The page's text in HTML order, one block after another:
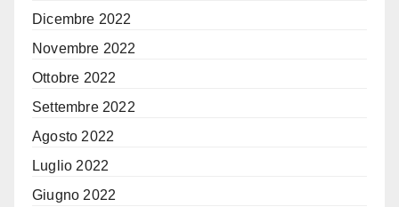
Dicembre 2022
Novembre 2022
Ottobre 2022
Settembre 2022
Agosto 2022
Luglio 2022
Giugno 2022